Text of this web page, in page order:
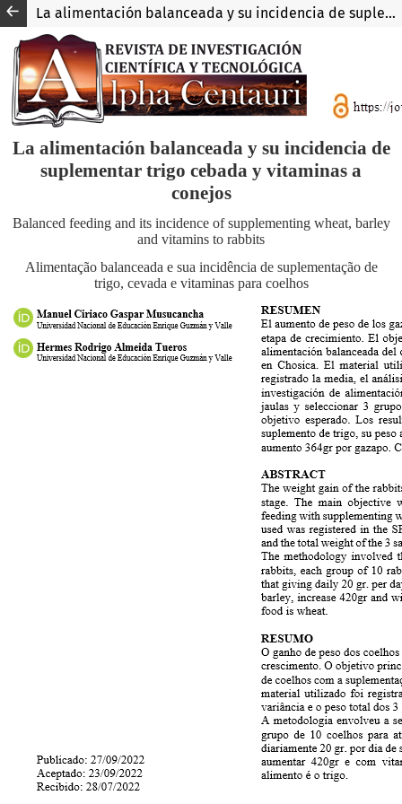
La alimentación balanceada y su incidencia de suplementar trigo cebada y vitaminas a conejos